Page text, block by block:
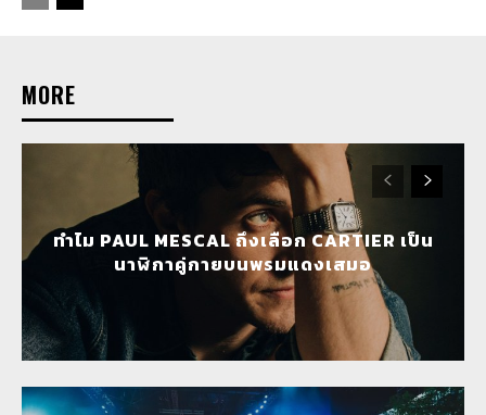
MORE
ทำไม PAUL MESCAL ถึงเลือก CARTIER เป็น
นาฬิกาคู่กายบนพรมแดงเสมอ